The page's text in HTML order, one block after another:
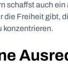
schaffst auch
die Freiheit gibt,
konzentrieren.